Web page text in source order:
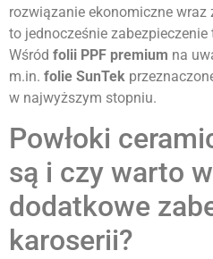
rozwiązanie ekonomiczne
to jednocześnie zabezpieczenie
Wśród folii PPF premium na
m.in. folie SunTek
w najwyższym stopniu.
Powłoki
są i czy warto
dodatkowe
karoserii?